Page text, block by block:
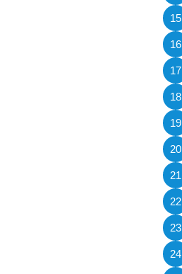
15
16
17
18
19
20
21
22
23
24